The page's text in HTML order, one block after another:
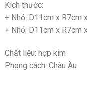
Kích thước:
+ Nhỏ: D11cm x R7cm
+ Nhỏ: D11cm x R7cm
Chất liệu: hợp kim
Phong cách: Châu Âu